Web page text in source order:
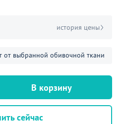
история цены
от выбранной обивочной ткани
В корзину
сейчас